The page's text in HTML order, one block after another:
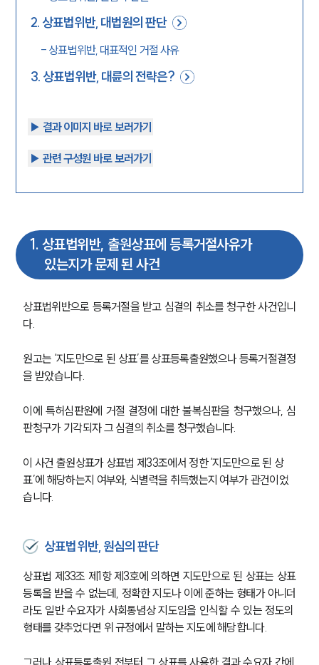
2. 상표법위반, 대법원의 판단
- 상표법위반, 대표적인 거절 사유
3. 상표법위반, 대륜의 전략은?
▶︎ 결과 이미지 바로 보러가기
▶︎ 관련 구성원 바로 보러가기
1 . 상표법위반, 출원상표에 등록거절사유가
있는지가 문제 된 사건
상표법위반으로 등록거절을 받고 심결의 취소를 청구한 사건입니
다.
원고는 ‘지도만으로 된 상표’를 상표등록출원했으나 등록거절결정
을 받았습니다.
이에 특허심판원에 거절 결정에 대한 불복심판을 청구했으나, 심
판청구가 기각되자 그 심결의 취소를 청구했습니다.
이 사건 출원상표가 상표법 제33조에서 정한 ‘지도만으로 된 상
표’에 해당하는지 여부와, 식별력을 취득했는지 여부가 관건이었
습니다.
상표법위반, 원심의 판단
상표법 제33조 제1항 제3호에 의하면 지도만으로 된 상표는 상표
등록을 받을 수 없는데, 정확한 지도나 이에 준하는 형태가 아니더
라도 일반 수요자가 사회통념상 지도임을 인식할 수 있는 정도의
형태를 갖추었다면 위 규정에서 말하는 지도에 해당합니다.